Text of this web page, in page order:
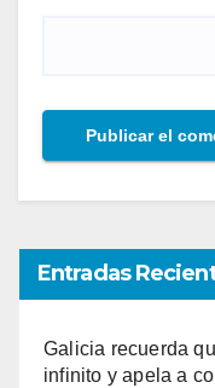
Entradas
Galicia recuerda
infinito y apela a